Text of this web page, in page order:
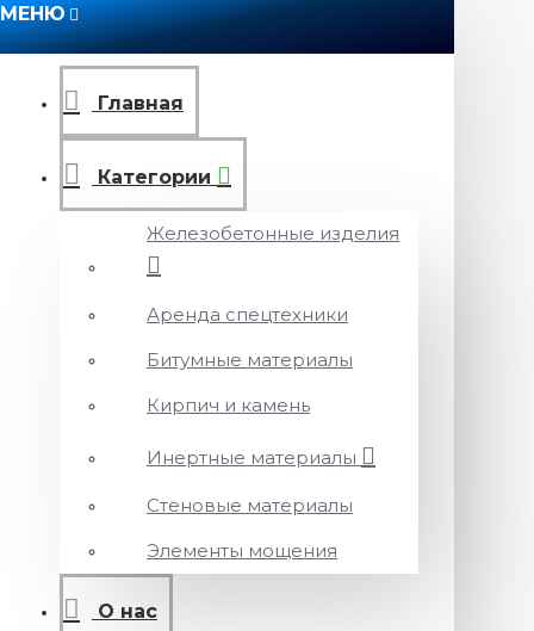
МЕНЮ
Главная
Категории
Железобетонные изделия
Аренда спецтехники
Битумные материалы
Кирпич и камень
Инертные материалы
Стеновые материалы
Элементы мощения
О нас